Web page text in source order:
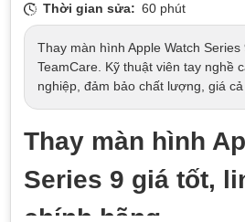
Thời gian sửa: 60 phút
Thay màn hình Apple Watch
TeamCare. Kỹ thuật viên tay nghề
nghiệp, đảm bảo chất lượng, giá cả
Thay màn hình
Series 9 giá tốt,